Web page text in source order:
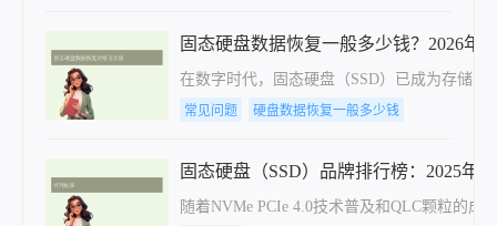
固态硬盘数据恢复一般多少钱？2026年
在数字时代，固态硬盘（SSD）已成为存储
常见问题 硬盘数据恢复一般多少钱
固态硬盘（SSD）品牌排行榜：2025年
随着NVMe PCIe 4.0技术普及和QLC颗粒的